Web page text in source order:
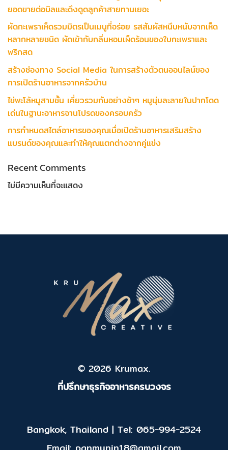
ยอดขายต่อบิลและดึงดูดลูกค้าสายทานเยอะ
ผัดกะเพราเห็ดรวมมิตรเป็นเมนูที่อร่อย รสสัมผัสหนึบหนับจากเห็ด
หลากหลายชนิด ผัดเข้ากับกลิ่นหอมเผ็ดร้อนของใบกะเพราและ
พริกสด
สร้างช่องทาง Social Media ในการสร้างตัวตนออนไลน์ของ
การเปิดร้านอาหารจากครัวบ้าน
ไข่พะโล้หมูสามชั้น เคี่ยวรวมกันอย่างช้าๆ หมูนุ่มละลายในปากโดด
เด่นในฐานะอาหารจานโปรดของครอบครัว
การกำหนดสไตล์อาหารของคุณเมื่อเปิดร้านอาหารเสริมสร้าง
แบรนด์ของคุณและทำให้คุณแตกต่างจากคู่แข่ง
Recent Comments
ไม่มีความเห็นที่จะแสดง
© 2026 Krumax.
ที่ปรึกษาธุรกิจอาหารครบวงจร
Bangkok, Thailand | Tel: 065-994-2524